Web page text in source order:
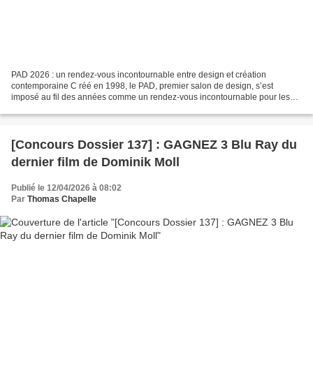
PAD 2026 : un rendez-vous incontournable entre design et création
contemporaine C réé en 1998, le PAD, premier salon de design, s’est
imposé au fil des années comme un rendez-vous incontournable pour les
[Concours Dossier 137] : GAGNEZ 3 Blu Ray du
dernier film de Dominik Moll
Publié le 12/04/2026 à 08:02
Par Thomas Chapelle